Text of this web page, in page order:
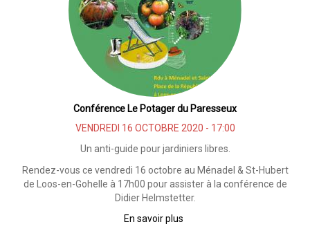
fleurie
Conférence Le Potager du Paresseux
VENDREDI 16 OCTOBRE 2020 - 17:00
Un anti-guide pour jardiniers libres.
Rendez-vous ce vendredi 16 octobre au Ménadel & St-Hubert
de Loos-en-Gohelle à 17h00 pour assister à la conférence de
Didier Helmstetter.
En savoir plus